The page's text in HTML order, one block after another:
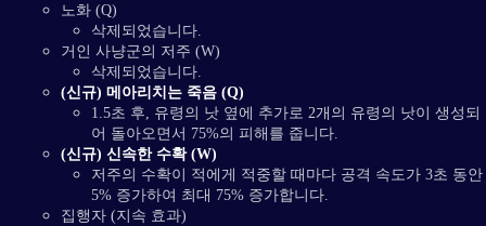
노화 (Q)
삭제되었습니다.
거인 사냥군의 저주 (W)
삭제되었습니다.
(신규) 메아리치는 죽음 (Q)
1.5초 후, 유령의 낫 옆에 추가로 2개의 유령의 낫이 생성되
어 돌아오면서 75%의 피해를 줍니다.
(신규) 신속한 수확 (W)
저주의 수확이 적에게 적중할 때마다 공격 속도가 3초 동안
5% 증가하여 최대 75% 증가합니다.
집행자 (지속 효과)